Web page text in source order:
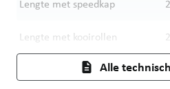
Lengte met speedkap
Lengte met kooirollen
Alle